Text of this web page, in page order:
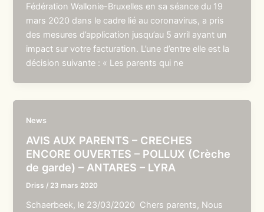
Fédération Wallonie-Bruxelles en sa séance du 19
mars 2020 dans le cadre lié au coronavirus, a pris
des mesures d’application jusqu’au 5 avril ayant un
impact sur votre facturation. L’une d’entre elle est la
décision suivante : « Les parents qui ne
News
AVIS AUX PARENTS – CRECHES
ENCORE OUVERTES – POLLUX (Crèche
de garde) – ANTARES – LYRA
Driss / 23 mars 2020
Schaerbeek, le 23/03/2020 Chers parents, Nous